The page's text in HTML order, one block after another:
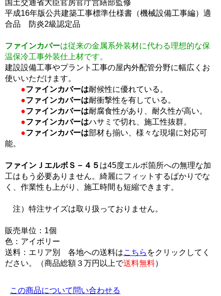
国土交通省大臣官房官庁営繕部監修
平成16年版公共建築工事標準仕様書（機械設備工事編）適
合品 防炎2級認定品
ファインカバーは従来の金属系外装材に代わる理想的な保
温保冷工事外装仕上材です。
建設設備工事やプラント工事の屋内外配管分野に幅広くお
使いいただけます。
●ファインカバーは耐候性に優れている。
●ファインカバーは耐衝撃性を有している。
●ファインカバーは耐腐食性があり、耐久性が高い。
●ファインカバーはハサミで切れ、施工性抜群。
●ファインカバーは部材も揃い、様々な現場に対応可
能。
ファインＪエルボＳ－４５ は45度エルボ箇所への無理な加
工はもう必要ありません。綺麗にフィットするばかりでな
く、作業性も上がり、施工時間も短縮できます。
注）特注サイズは取り扱っておりません。
販売単位：1個
色：アイボリー
送料：エリア別 各地への送料はこちら をクリックしてく
ださい。（商品総額３万円以上で送料無料）
この商品について問い合わせる